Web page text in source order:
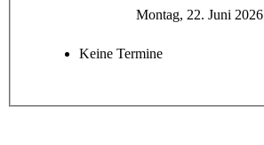
Montag, 22. Juni 2026
Keine Termine